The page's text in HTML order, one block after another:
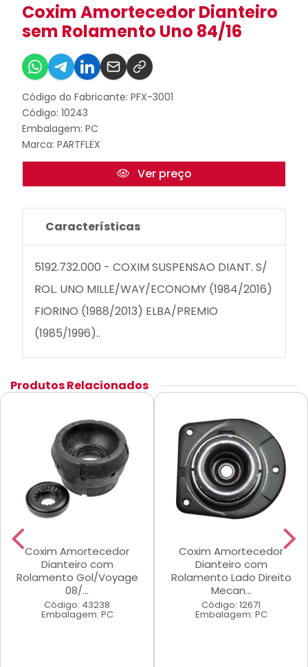
Coxim Amortecedor Dianteiro
sem Rolamento Uno 84/16
Código do Fabricante: PFX-3001
Código: 10243
Embalagem: PC
Marca: PARTFLEX
Ver preço
Características
5192.732.000 - COXIM SUSPENSAO DIANT. S/
ROL. UNO MILLE/WAY/ECONOMY (1984/2016)
FIORINO (1988/2013) ELBA/PREMIO
(1985/1996)..
Produtos Relacionados
Coxim Amortecedor
Dianteiro com
Rolamento Gol/Voyage
08/...
Código: 43238
Embalagem: PC
Coxim Amortecedor
Dianteiro com
Rolamento Lado Direito
Mecan...
Código: 12671
Embalagem: PC